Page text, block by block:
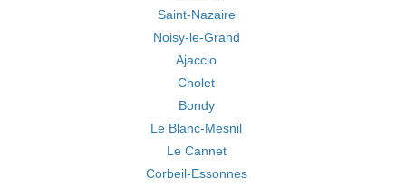
Saint-Nazaire
Noisy-le-Grand
Ajaccio
Cholet
Bondy
Le Blanc-Mesnil
Le Cannet
Corbeil-Essonnes